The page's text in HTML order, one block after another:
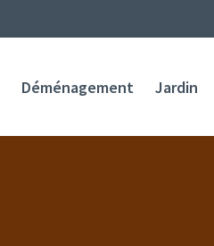
Déménagement Jardin